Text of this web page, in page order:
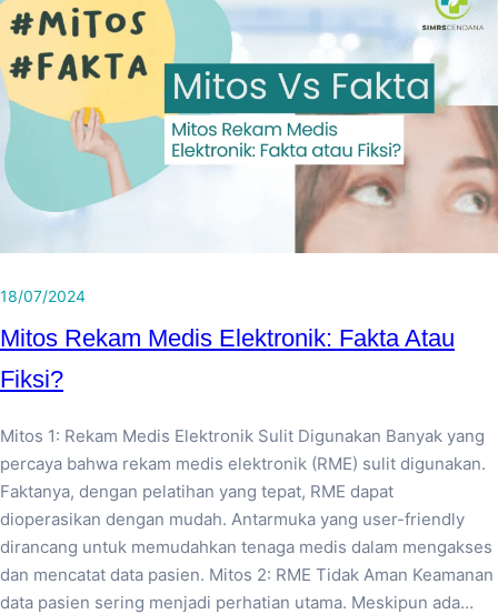
18/07/2024
Mitos Rekam Medis Elektronik: Fakta Atau
Fiksi?
Mitos 1: Rekam Medis Elektronik Sulit Digunakan Banyak yang
percaya bahwa rekam medis elektronik (RME) sulit digunakan.
Faktanya, dengan pelatihan yang tepat, RME dapat
dioperasikan dengan mudah. Antarmuka yang user-friendly
dirancang untuk memudahkan tenaga medis dalam mengakses
dan mencatat data pasien. Mitos 2: RME Tidak Aman Keamanan
data pasien sering menjadi perhatian utama. Meskipun ada…